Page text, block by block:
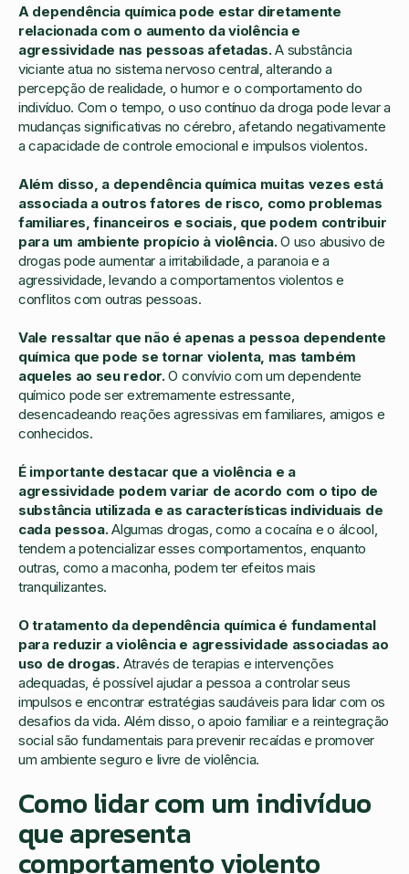
A dependência química pode estar diretamente
relacionada com o aumento da violência e
agressividade nas pessoas afetadas.A substância
viciante atua no sistema nervoso central, alterando a
percepção de realidade, o humor e o comportamento do
indivíduo. Com o tempo, o uso contínuo da droga pode levar a
mudanças significativas no cérebro, afetando negativamente
a capacidade de controle emocional e impulsos violentos.
Além disso, a dependência química muitas vezes está
associada a outros fatores de risco, como problemas
familiares, financeiros e sociais, que podem contribuir
para um ambiente propício à violência.O uso abusivo de
drogas pode aumentar a irritabilidade, a paranoia e a
agressividade, levando a comportamentos violentos e
conflitos com outras pessoas.
Vale ressaltar que não é apenas a pessoa dependente
química que pode se tornar violenta, mas também
aqueles ao seu redor.O convívio com um dependente
químico pode ser extremamente estressante,
desencadeando reações agressivas em familiares, amigos e
conhecidos.
É importante destacar que a violência e a
agressividade podem variar de acordo com o tipo de
substância utilizada e as características individuais de
cada pessoa.Algumas drogas, como a cocaína e o álcool,
tendem a potencializar esses comportamentos, enquanto
outras, como a maconha, podem ter efeitos mais
tranquilizantes.
O tratamento da dependência química é fundamental
para reduzir a violência e agressividade associadas ao
uso de drogas.Através de terapias e intervenções
adequadas, é possível ajudar a pessoa a controlar seus
impulsos e encontrar estratégias saudáveis para lidar com os
desafios da vida. Além disso, o apoio familiar e a reintegração
social são fundamentais para prevenir recaídas e promover
um ambiente seguro e livre de violência.
Como lidar com um indivíduo
que apresenta
comportamento violento